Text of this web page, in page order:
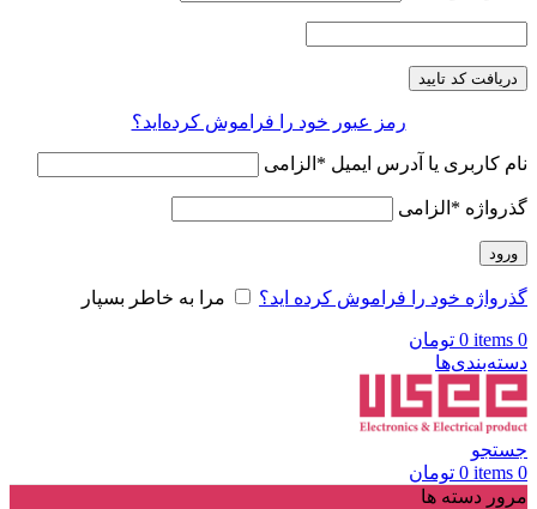
دریافت کد تایید
رمز عبور خود را فراموش کرده‌اید؟
نام کاربری یا آدرس ایمیل * الزامی
گذرواژه * الزامی
ورود
گذرواژه خود را فراموش کرده اید؟ مرا به خاطر بسپار
0
items
0 تومان
دسته‌بندی‌ها
جستجو
0
items
0 تومان
مرور دسته ها